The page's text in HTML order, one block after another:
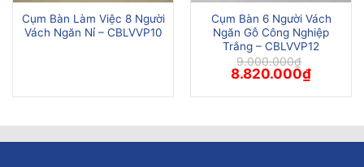
Cụm Bàn Làm Việc 8 Người
Vách Ngăn Nỉ – CBLVVP10
Cụm Bàn 6 Người Vách
Ngăn Gỗ Công Nghiệp
Trắng – CBLVVP12
9.000.000₫
Giá
gốc
là:
8.820.000₫Giá
tại